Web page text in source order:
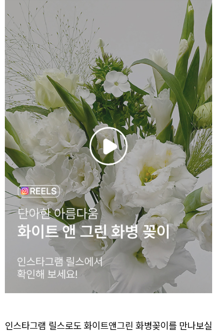
인스타그램 릴스로도 화이트앤그린 화병꽂이를 만나보실